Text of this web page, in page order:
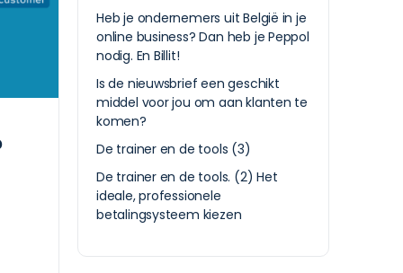
Heb je ondernemers uit België in je
online business? Dan heb je Peppol
nodig. En Billit!
Is de nieuwsbrief een geschikt
middel voor jou om aan klanten te
komen?
De trainer en de tools (3)
De trainer en de tools. (2) Het
ideale, professionele
betalingsysteem kiezen